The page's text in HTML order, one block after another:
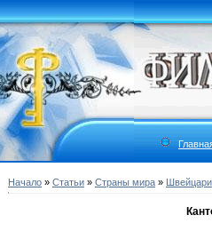
Начало » Статьи » Страны мира »